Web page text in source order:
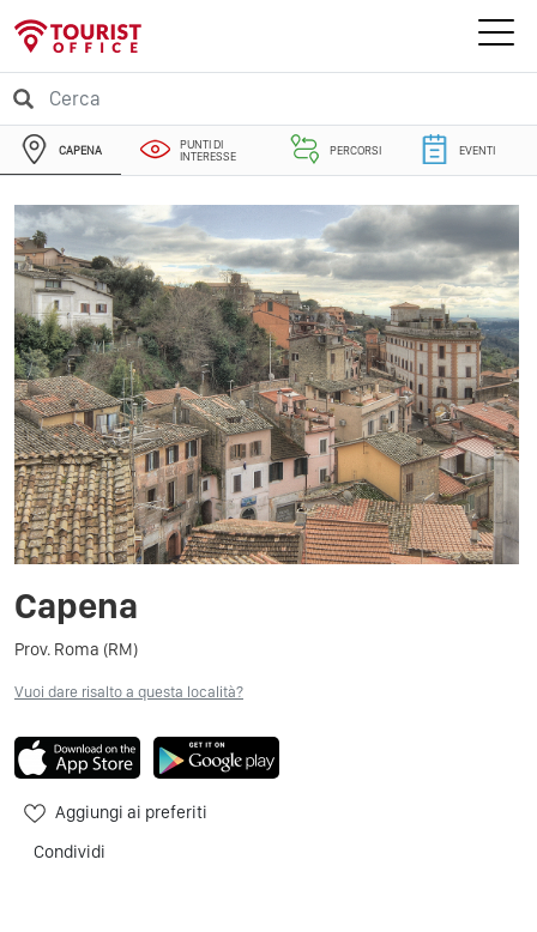
CAPENA
PUNTI DI
INTERESSE
PERCORSI EVENTI
Capena
Prov. Roma (RM)
Vuoi dare risalto a questa località?
Aggiungi ai preferiti
Condividi